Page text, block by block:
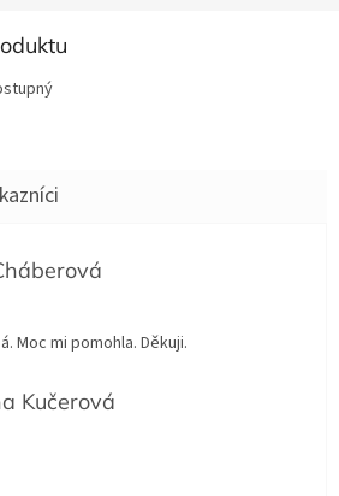
obchodu je 5 z 5 hvězdiček.
Moc mi pomohla. Děkuji.
Kučerová
obchodu je 5 z 5 hvězdiček.